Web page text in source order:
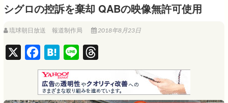
シグロの控訴を棄却 QABの映像無許可使用
琉球朝日放送 報道制作局 2018年8月23日
a
c
e
H
a
t
e
i
n
e
h
r
e